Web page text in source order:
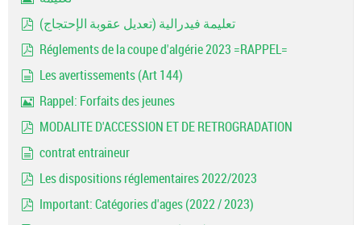
تعليمة فيدرالية (تعديل عقوبة الإحتجاج)
Réglements de la coupe d'algérie 2023 =RAPPEL=
Les avertissements (Art 144)
Rappel: Forfaits des jeunes
MODALITE D'ACCESSION ET DE RETROGRADATION
contrat entraineur
Les dispositions réglementaires 2022/2023
Important: Catégories d'ages (2022 / 2023)